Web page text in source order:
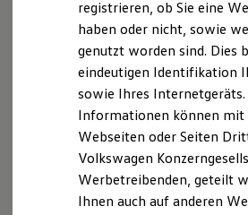
Elektro - & Hybridfahrzeuge
Unser Ansatz
Klimafreundlicher
Reichweite & Ladelösungen
Reichweitensimulator
Ladezeitensimulator
Ladelösungen für
Ladelösungen für
Bidirektionales Laden
Förderung & Kosten der
Fördermöglichkeiten
Handelskammer Hamburg
Adolphsplatz 1
20457 Hamburg
www.hk24.de
Berufsrechtliche Regelungen für
registrieren, ob Sie eine
haben oder nicht, sowie
genutzt worden sind. Dies
eindeutigen Identifikation
sowie Ihres Internetgeräts.
Informationen können mit
Webseiten oder Seiten
Volkswagen
Werbetreibenden, geteilt
Ihnen auch auf anderen